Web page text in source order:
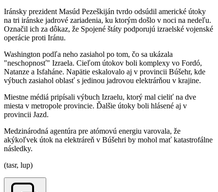
Iránsky prezident Masúd Pezeškiján tvrdo odsúdil americké útoky
na tri iránske jadrové zariadenia, ku ktorým došlo v noci na nedeľu.
Označil ich za dôkaz, že Spojené štáty podporujú izraelské vojenské
operácie proti Iránu.
Washington podľa neho zasiahol po tom, čo sa ukázala
"neschopnosť" Izraela. Cieľom útokov boli komplexy vo Fordó,
Natanze a Isfaháne. Napätie eskalovalo aj v provincii Búšehr, kde
výbuch zasiahol oblasť s jedinou jadrovou elektrárňou v krajine.
Miestne médiá pripísali výbuch Izraelu, ktorý mal cieliť na dve
miesta v metropole provincie. Ďalšie útoky boli hlásené aj v
provincii Jazd.
Medzinárodná agentúra pre atómovú energiu varovala, že
akýkoľvek útok na elektráreň v Búšehri by mohol mať katastrofálne
následky.
(tasr, lup)